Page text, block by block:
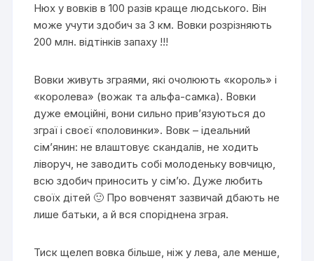
Нюх у вовків в 100 разів краще людського. Він
може учути здобич за 3 км. Вовки розрізняють
200 млн. відтінків запаху !!!
Вовки живуть зграями, які очолюють «король» і
«королева» (вожак та альфа-самка). Вовки
дуже емоційні, вони сильно прив’язуються до
зграї і своєї «половинки». Вовк – ідеальний
сім’янин: не влаштовує скандалів, не ходить
ліворуч, не заводить собі молоденьку вовчицю,
всю здобич приносить у сім’ю. Дуже любить
своїх дітей 🙂 Про вовченят зазвичай дбають не
лише батьки, а й вся споріднена зграя.
Тиск щелеп вовка більше, ніж у лева, але менше,